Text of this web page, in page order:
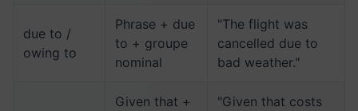
due to /
owing to
Phrase + due
to + groupe
nominal
"The flight was
cancelled due to
bad weather."
Given that +
"Given that costs